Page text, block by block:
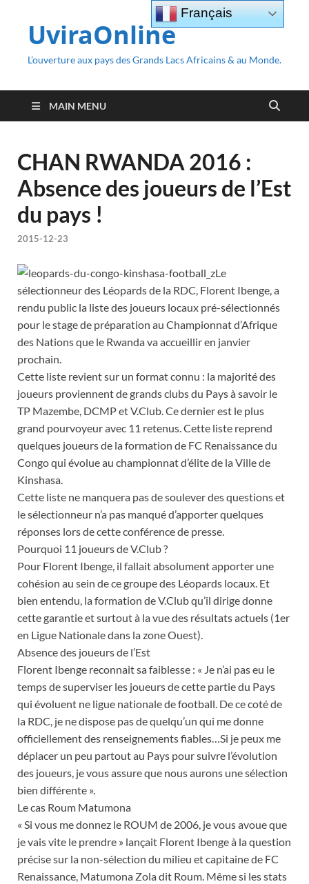
UviraOnline
L’ouverture aux pays des Grands Lacs Africains & au Monde.
MAIN MENU
CHAN RWANDA 2016 :
Absence des joueurs de l’Est
du pays !
2015-12-23
Le
sélectionneur des Léopards de la RDC, Florent Ibenge, a
rendu public la liste des joueurs locaux pré-sélectionnés
pour le stage de préparation au Championnat d’Afrique
des Nations que le Rwanda va accueillir en janvier
prochain.
Cette liste revient sur un format connu : la majorité des
joueurs proviennent de grands clubs du Pays à savoir le
TP Mazembe, DCMP et V.Club. Ce dernier est le plus
grand pourvoyeur avec 11 retenus. Cette liste reprend
quelques joueurs de la formation de FC Renaissance du
Congo qui évolue au championnat d’élite de la Ville de
Kinshasa.
Cette liste ne manquera pas de soulever des questions et
le sélectionneur n’a pas manqué d’apporter quelques
réponses lors de cette conférence de presse.
Pourquoi 11 joueurs de V.Club ?
Pour Florent Ibenge, il fallait absolument apporter une
cohésion au sein de ce groupe des Léopards locaux. Et
bien entendu, la formation de V.Club qu’il dirige donne
cette garantie et surtout à la vue des résultats actuels (1er
en Ligue Nationale dans la zone Ouest).
Absence des joueurs de l’Est
Florent Ibenge reconnait sa faiblesse : « Je n’ai pas eu le
temps de superviser les joueurs de cette partie du Pays
qui évoluent ne ligue nationale de football. De ce coté de
la RDC, je ne dispose pas de quelqu’un qui me donne
officiellement des renseignements fiables…Si je peux me
déplacer un peu partout au Pays pour suivre l’évolution
des joueurs, je vous assure que nous aurons une sélection
bien différente ».
Le cas Roum Matumona
« Si vous me donnez le ROUM de 2006, je vous avoue que
je vais vite le prendre » lançait Florent Ibenge à la question
précise sur la non-sélection du milieu et capitaine de FC
Renaissance, Matumona Zola dit Roum. Même si les stats
Français